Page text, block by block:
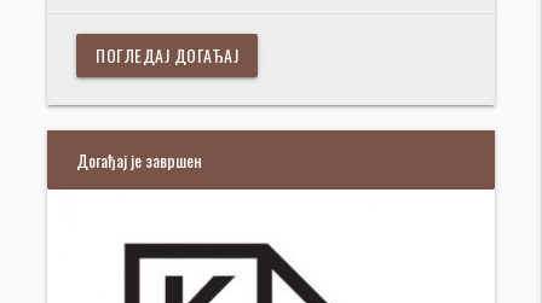
ПОГЛЕДАЈ ДОГАЂАЈ
Догађај је завршен